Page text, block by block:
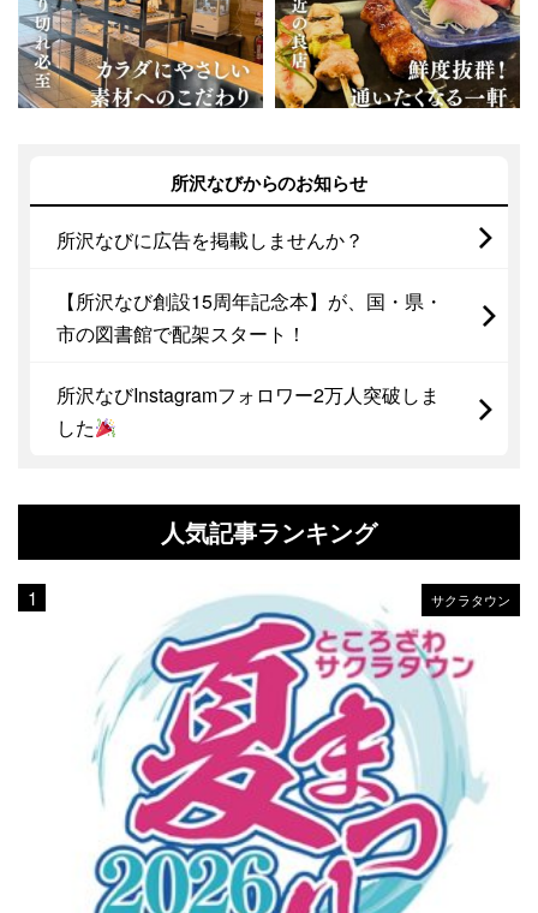
所沢なびからのお知らせ
所沢なびに広告を掲載しませんか？
【所沢なび創設15周年記念本】が、国・県・
市の図書館で配架スタート！
所沢なびInstagramフォロワー2万人突破しま
した
人気記事ランキング
サクラタウン